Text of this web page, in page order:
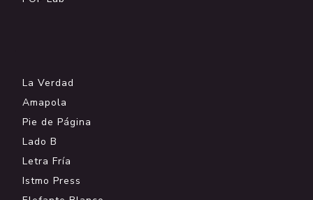
La Verdad
Amapola
Pie de Página
Lado B
Letra Fría
Istmo Press